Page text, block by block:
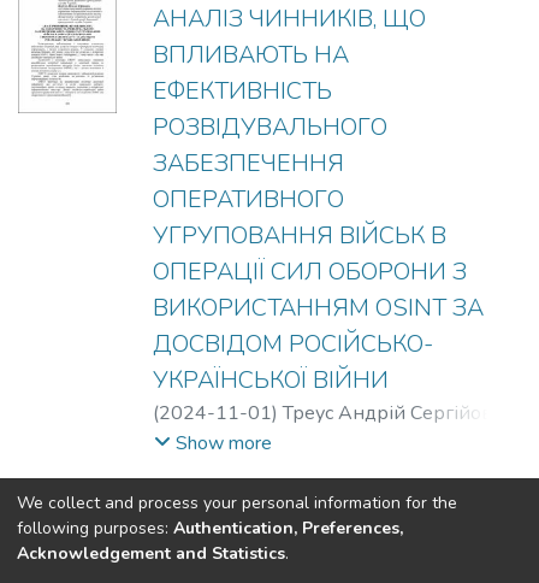
АНАЛІЗ ЧИННИКІВ, ЩО
ВПЛИВАЮТЬ НА
ЕФЕКТИВНІСТЬ
РОЗВІДУВАЛЬНОГО
ЗАБЕЗПЕЧЕННЯ
ОПЕРАТИВНОГО
УГРУПОВАННЯ ВІЙСЬК В
ОПЕРАЦІЇ СИЛ ОБОРОНИ З
ВИКОРИСТАННЯМ OSINT ЗА
ДОСВІДОМ РОСІЙСЬКО-
УКРАЇНСЬКОЇ ВІЙНИ
(2024-11-01)Треус Андрій Сергійович
Якобчук Ярослав Юрійович
Show more
« 1(current)
2 3 »
We collect and process your personal information for the
following purposes: Authentication, Preferences,
Acknowledgement and Statistics.